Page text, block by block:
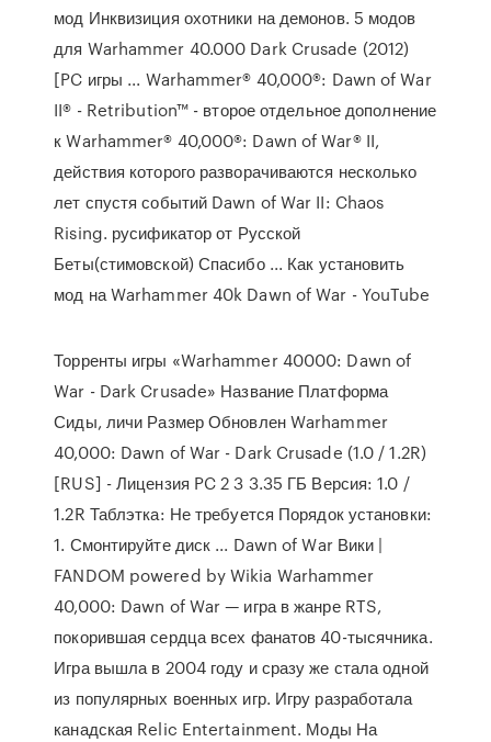
мод Инквизиция охотники на демонов. 5 модов
для Warhammer 40.000 Dark Crusade (2012)
[PC игры ... Warhammer® 40,000®: Dawn of War
II® - Retribution™ - второе отдельное дополнение
к Warhammer® 40,000®: Dawn of War® II,
действия которого разворачиваются несколько
лет спустя событий Dawn of War II: Chaos
Rising. русификатор от Русской
Беты(стимовской) Спасибо ... Как установить
мод на Warhammer 40k Dawn of War - YouTube
Торренты игры «Warhammer 40000: Dawn of
War - Dark Crusade» Название Платформа
Сиды, личи Размер Обновлен Warhammer
40,000: Dawn of War - Dark Crusade (1.0 / 1.2R)
[RUS] - Лицензия PC 2 3 3.35 ГБ Версия: 1.0 /
1.2R Таблэтка: Не требуется Порядок установки:
1. Смонтируйте диск ... Dawn of War Вики |
FANDOM powered by Wikia Warhammer
40,000: Dawn of War — игра в жанре RTS,
покорившая сердца всех фанатов 40-тысячника.
Игра вышла в 2004 году и сразу же стала одной
из популярных военных игр. Игру разработала
канадская Relic Entertainment. Моды На